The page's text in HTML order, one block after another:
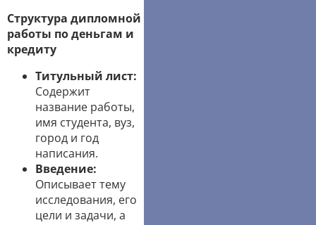
Структура дипломной
работы по деньгам и
кредиту
Титульный лист:
Содержит
название работы,
имя студента, вуз,
город и год
написания.
Введение:
Описывает тему
исследования, его
цели и задачи, а